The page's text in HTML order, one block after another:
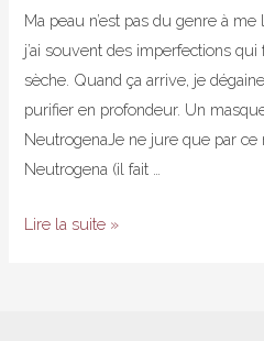
Ma peau n’est pas du genre à
j’ai souvent des imperfections
sèche. Quand ça arrive, je
purifier en profondeur. Un
NeutrogenaJe ne jure que par
Neutrogena (il fait …
À
Lire la suite »